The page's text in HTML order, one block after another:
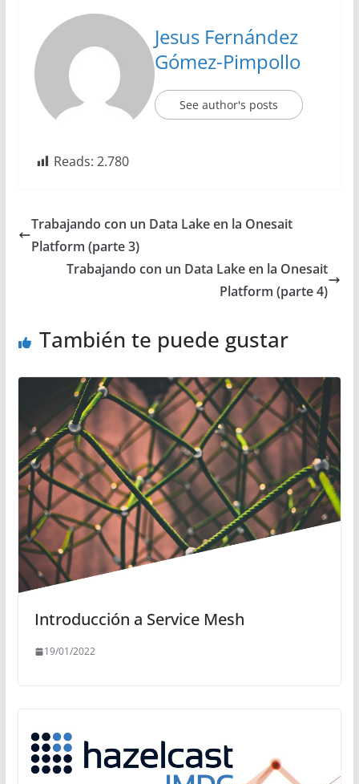
Jesus Fernández
Gómez-Pimpollo
See author's posts
Reads: 2.780
Trabajando con un Data Lake en la Onesait
Platform (parte 3)
Trabajando con un Data Lake en la Onesait
Platform (parte 4)
También te puede gustar
Introducción a Service Mesh
19/01/2022